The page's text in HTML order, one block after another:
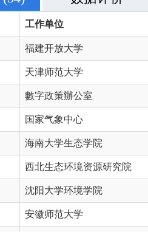
工作单位
福建开放大学
天津师范大学
數字政策辦公室
国家气象中心
海南大学生态学院
西北生态环境资源研究院
沈阳大学环境学院
安徽师范大学